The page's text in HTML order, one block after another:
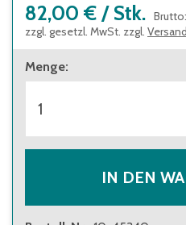
82,00 € / Stk. Brutto:
zzgl. gesetzl. MwSt. zzgl.
Menge:
IN DEN